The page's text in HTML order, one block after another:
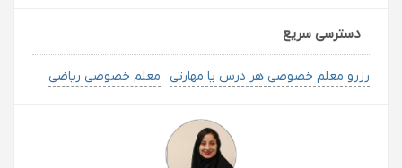
دسترسی سریع
رزرو معلم خصوصی هر درس یا مهارتی معلم خصوصی ریاضی